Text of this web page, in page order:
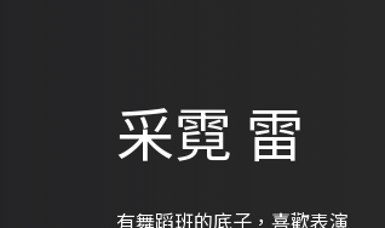
采霓 雷
有舞蹈班的底子，喜歡表演